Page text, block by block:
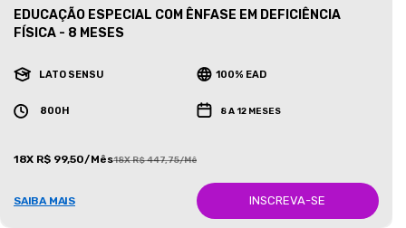
EDUCAÇÃO ESPECIAL COM ÊNFASE EM DEFICIÊNCIA
FÍSICA - 8 MESES
LATO SENSU 100% EAD
800H 8 A 12 MESES
18X R$ 99,50/Mês18X R$ 447,75/Mês
SAIBA MAIS INSCREVA-SE